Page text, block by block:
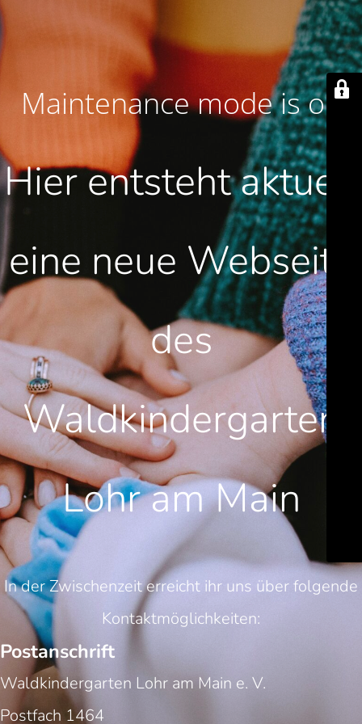
Maintenance mode is on
Hier entsteht aktuell
eine neue Webseite
des
Waldkindergarten
Lohr am Main
In der Zwischenzeit erreicht ihr uns über folgende
Kontaktmöglichkeiten:
Postanschrift
Waldkindergarten Lohr am Main e. V.
Postfach 1464